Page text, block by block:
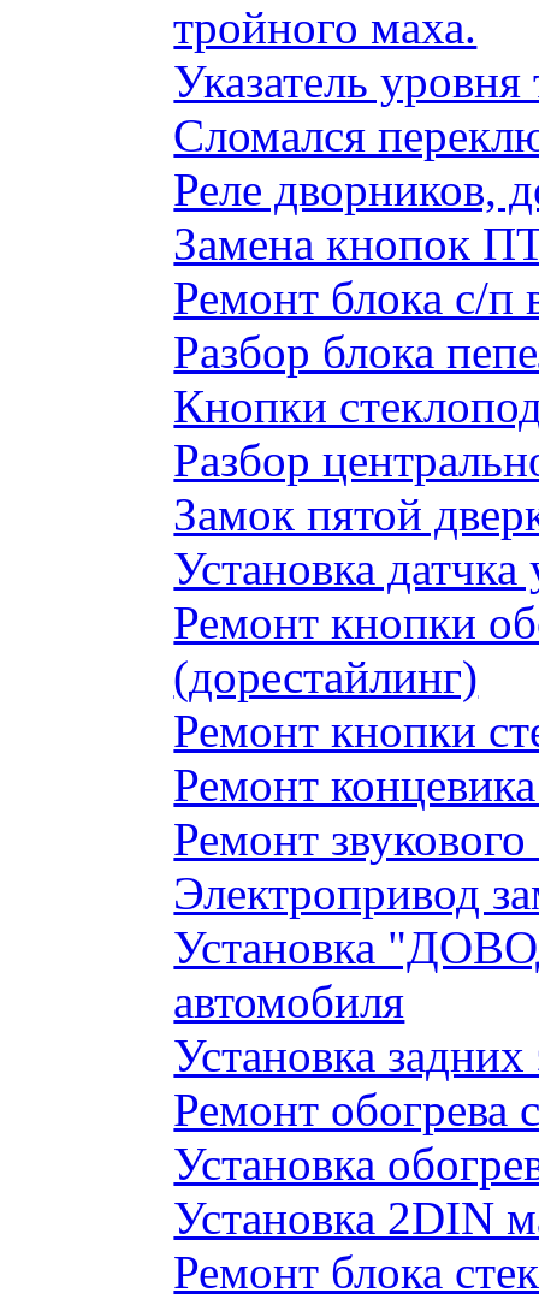
тройного маха.
Указатель
Сломался
Реле дворников,
Замена кнопок
Ремонт блока с/п
Разбор блока
Кнопки
Разбор
Замок пятой
Установка
Ремонт кнопки
(дорестайлинг)
Ремонт кнопки
Ремонт
Ремонт
Электропривод
Установка
автомобиля
Установка
Ремонт обогрева
Установка
Установка 2DIN
Ремонт блока